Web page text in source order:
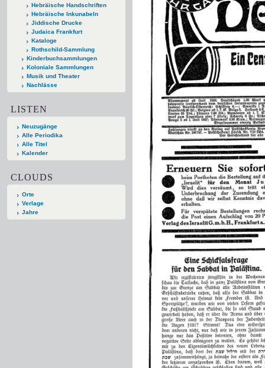
Hebräische Handschriften
Hebräische Inkunabeln
Jiddische Drucke
Judaica Frankfurt
Kataloge
Rothschild-Sammlung
Kinderbuchsammlungen
Koloniale Sammlungen
Musik und Theater
Nachlässe
LISTEN
Neuzugänge
Alle Periodika
Alle Titel
Kalender
CLOUDS
Orte
Verlage
Jahre